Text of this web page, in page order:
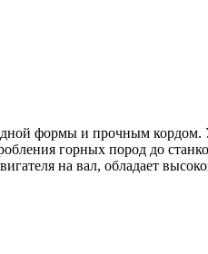
формы и прочным кордом.
горных пород до
на вал, обладает